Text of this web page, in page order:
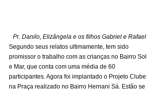
Pr. Danilo, Elizângela e os filhos Gabriel e Rafael
Segundo seus relatos ultimamente, tem sido
promissor o trabalho com as crianças no Bairro Sol
e Mar, que conta com uma média de 60
participantes. Agora foi implantado o Projeto Clube
na Praça realizado no Bairro Hernani Sá. Estão se